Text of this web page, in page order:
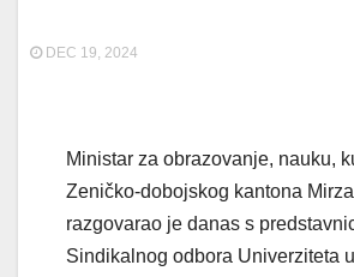
DEC 19, 2024
Ministar za obrazovanje, nauku,
Zeničko-dobojskog kantona
razgovarao je danas s
Sindikalnog odbora Univerziteta